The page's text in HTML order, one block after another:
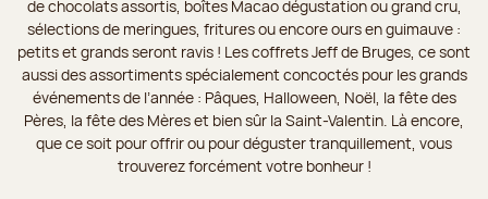
de chocolats assortis, boîtes Macao dégustation ou grand cru,
sélections de meringues, fritures ou encore ours en guimauve :
petits et grands seront ravis ! Les coffrets Jeff de Bruges, ce sont
aussi des assortiments spécialement concoctés pour les grands
événements de l’année : Pâques, Halloween, Noël, la fête des
Pères, la fête des Mères et bien sûr la Saint-Valentin. Là encore,
que ce soit pour offrir ou pour déguster tranquillement, vous
trouverez forcément votre bonheur !